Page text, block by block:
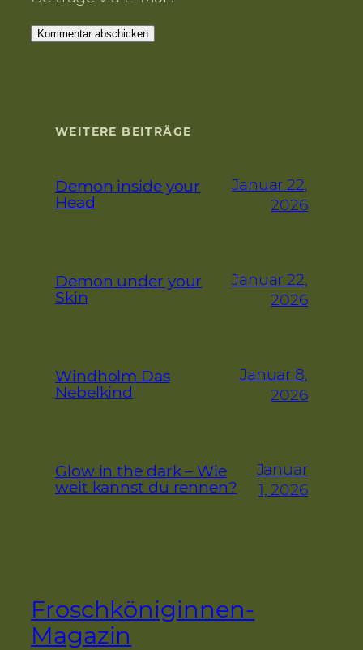
WEITERE BEITRÄGE
Demon inside your
Head
Januar 22,
2026
Demon under your
Skin
Januar 22,
2026
Windholm Das
Nebelkind
Januar 8,
2026
Glow in the dark – Wie
weit kannst du rennen?
Januar
1, 2026
Froschköniginnen-
Magazin